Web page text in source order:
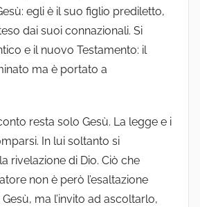
egli è il suo figlio prediletto,
dai suoi connazionali. Si
e il nuovo Testamento: il
ma è portato a
resta solo Gesù. La legge e i
In lui soltanto si
rivelazione di Dio. Ciò che
non è però l’esaltazione
ma l’invito ad ascoltarlo,